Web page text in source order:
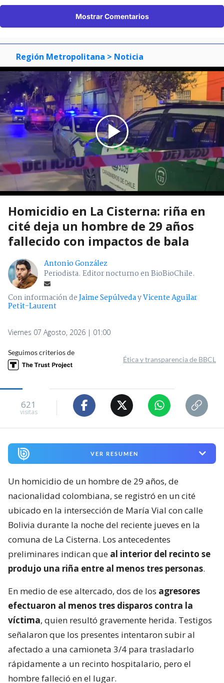
Mostrar Comentarios
Región Metropolitana > Noticia
Homicidio en La Cisterna: riña en
cité deja un hombre de 29 años
fallecido con impactos de bala
Antonio González
Periodista. Editor nocturno en BioBioChile.
Con información deJaime SepúlvedayVicente Aguilar
Petit-Laurent
Viernes 07 Agosto, 2026 | 01:00
Seguimos criterios de
Ética y transparencia de BBCL
621
visitas
VER RESUMEN
Un homicidio de un hombre de 29 años, de
nacionalidad colombiana, se registró en un cité
ubicado en la intersección de María Vial con calle
Bolivia durante la noche del reciente jueves en la
comuna de La Cisterna. Los antecedentes
preliminares indican que al interior del recinto se
produjo una riña entre al menos tres personas.
En medio de ese altercado, dos de los agresores
efectuaron al menos tres disparos contra la
víctima, quien resultó gravemente herida. Testigos
señalaron que los presentes intentaron subir al
afectado a una camioneta 3/4 para trasladarlo
rápidamente a un recinto hospitalario, pero el
hombre falleció en el lugar.